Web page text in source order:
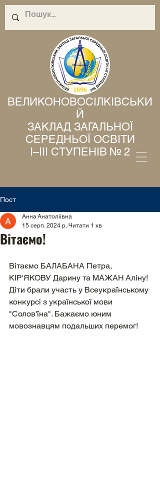
ВЕЛИКОНОВОСІЛКІВСЬКИ
Й
ЗАКЛАД ЗАГАЛЬНОЇ
СЕРЕДНЬОЇ ОСВІТИ
І–ІІІ СТУПЕНІВ № 2
Пост
Вітаємо!
Анна Анатоліївна
15 серп. 2024 р. Читати 1 хв
Вітаємо БАЛАБАНА Петра,
КІР'ЯКОВУ Дарину та МАЖАН Аліну!
Діти брали участь у Всеукраїнському
конкурсі з української мови
"Солов'їна". Бажаємо юним
мовознавцям подальших перемог!